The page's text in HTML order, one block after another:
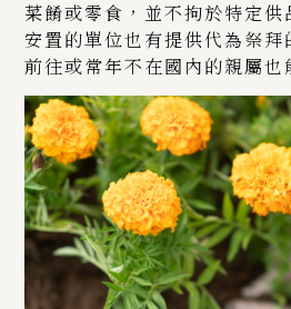
菜餚或零食，並不拘於特定
安置的單位也有提供代為祭拜
前往或常年不在國內的親屬也